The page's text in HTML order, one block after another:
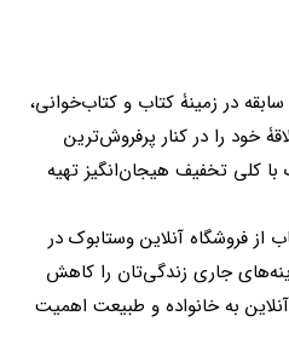
اعلام کنیم که با 10 سال سابقه در زمینۀ کتاب و کتاب‌خوانی،
خود را در کنار پرفروش‌ترین
کلی تخفیف هیجان‌انگیز تهیه
از فروشگاه آنلاین وستابوک در
جاری زندگی‌تان را کاهش
به خانواده و طبیعت اهمیت